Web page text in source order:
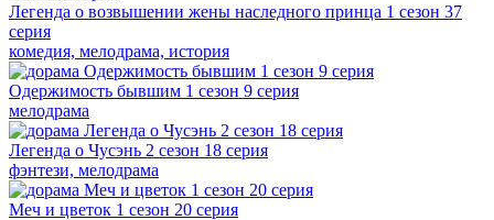
Легенда о возвышении жены наследного принца 1 сезон 37
серия
комедия, мелодрама, история
Одержимость бывшим 1 сезон 9 серия
мелодрама
Легенда о Чусэнь 2 сезон 18 серия
фэнтези, мелодрама
Меч и цветок 1 сезон 20 серия